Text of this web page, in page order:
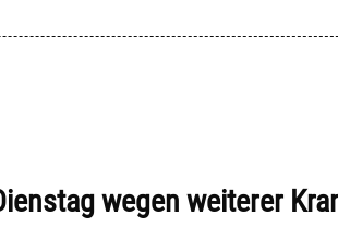
wegen weiterer